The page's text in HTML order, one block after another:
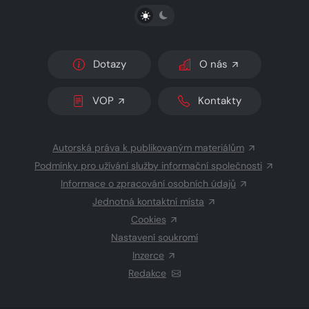
PŘEPNOUT SVĚTLÝ/TMAVÝ REŽIM
Dotazy O nás
VOP Kontakty
Autorská práva k publikovaným materiálům
Podmínky pro užívání služby informační společnosti
Informace o zpracování osobních údajů
Jednotná kontaktní místa
Cookies
Nastavení soukromí
Inzerce
Redakce